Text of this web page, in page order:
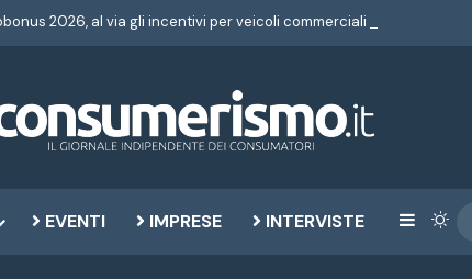
EVENTI IMPRESE INTERVISTE Barra